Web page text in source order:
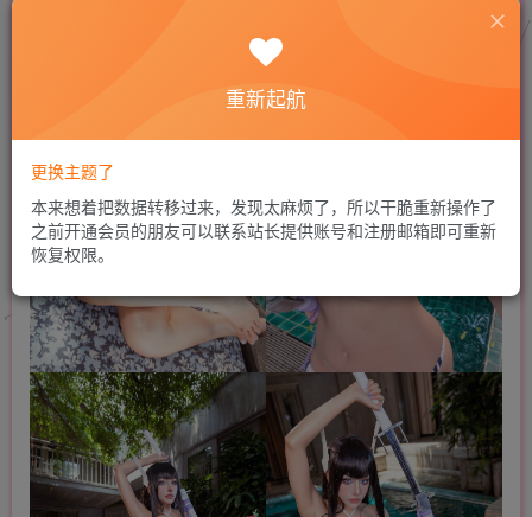
重新起航
更换主题了
本来想着把数据转移过来，发现太麻烦了，所以干脆重新操作了
之前开通会员的朋友可以联系站长提供账号和注册邮箱即可重新
恢复权限。